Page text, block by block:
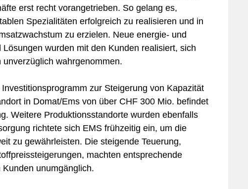
erst recht vorangetrieben. So gelang es,
Spezialitäten erfolgreich zu realisieren und in
zu erzielen. Neue energie- und
wurden mit den Kunden realisiert, sich
wahrgenommen.
zur Steigerung von Kapazität
in Domat/Ems von über CHF 300 Mio. befindet
Weitere Produktionsstandorte wurden ebenfalls
richtete sich EMS frühzeitig ein, um die
zu gewährleisten. Die steigende Teuerung,
machten entsprechende
unumgänglich.